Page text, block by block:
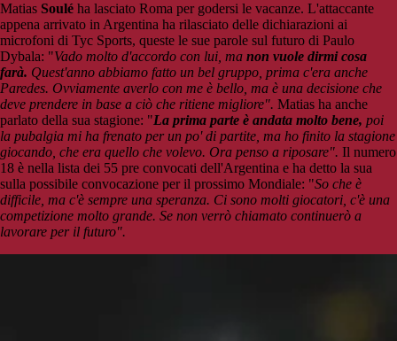
Matias Soulé ha lasciato Roma per godersi le vacanze. L'attaccante
appena arrivato in Argentina ha rilasciato delle dichiarazioni ai
microfoni di Tyc Sports, queste le sue parole sul futuro di Paulo
Dybala: "Vado molto d'accordo con lui, ma non vuole dirmi cosa
farà. Quest'anno abbiamo fatto un bel gruppo, prima c'era anche
Paredes. Ovviamente averlo con me è bello, ma è una decisione che
deve prendere in base a ciò che ritiene migliore". Matias ha anche
parlato della sua stagione: "La prima parte è andata molto bene, poi
la pubalgia mi ha frenato per un po' di partite, ma ho finito la stagione
giocando, che era quello che volevo. Ora penso a riposare". Il numero
18 è nella lista dei 55 pre convocati dell'Argentina e ha detto la sua
sulla possibile convocazione per il prossimo Mondiale: "So che è
difficile, ma c'è sempre una speranza. Ci sono molti giocatori, c'è una
competizione molto grande. Se non verrò chiamato continuerò a
lavorare per il futuro".